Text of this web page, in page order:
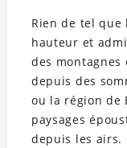
Rien de tel
hauteur et
des montagnes
depuis des
ou la région de
paysages
depuis les airs.